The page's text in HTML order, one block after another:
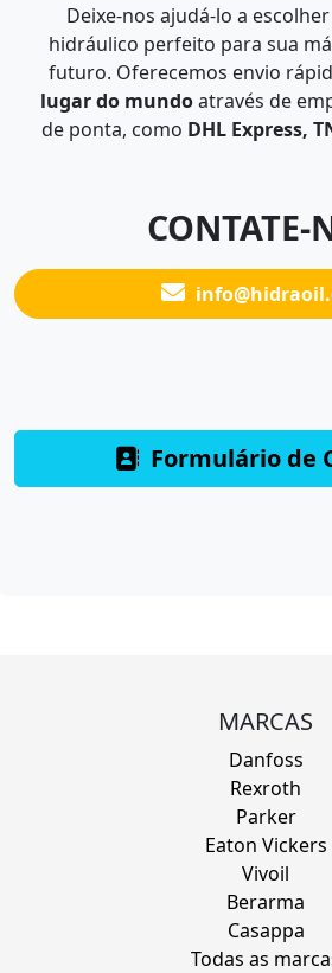
Deixe-nos ajudá-lo a
hidráulico perfeito para sua
futuro. Oferecemos envio
lugar do mundoatravés de
de ponta, como DHL Express,
CONTATE-
Formulário de
MARCAS
Danfoss
Rexroth
Parker
Eaton Vickers
Vivoil
Berarma
Casappa
Todas as